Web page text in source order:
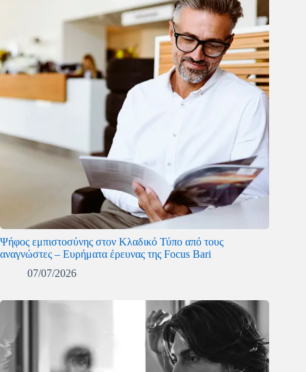
Ψήφος εμπιστοσύνης στον Κλαδικό Τύπο από τους
αναγνώστες – Ευρήματα έρευνας της Focus Bari
07/07/2026